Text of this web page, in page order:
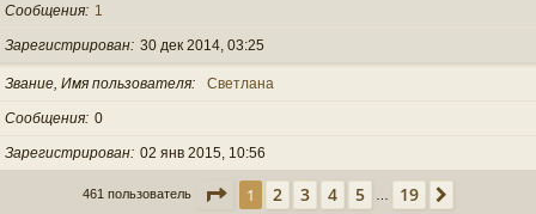
Сообщения 1
Зарегистрирован 30 дек 2014, 03:25
Звание, Имя пользователя Светлана
Сообщения 0
Зарегистрирован 02 янв 2015, 10:56
461 пользователь Страница из 19
1 2 3 4 5 19